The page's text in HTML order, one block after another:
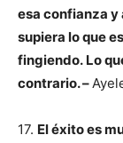
esa confianza y
supiera lo que
fingiendo. Lo
contrario. –
17. El éxito es